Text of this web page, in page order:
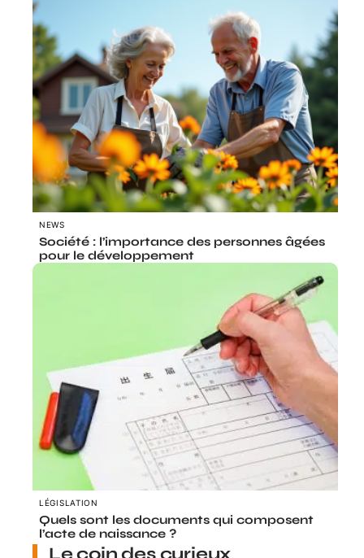
NEWS
Société : l’importance des personnes âgées
pour le développement
LÉGISLATION
Quels sont les documents qui composent
l’acte de naissance ?